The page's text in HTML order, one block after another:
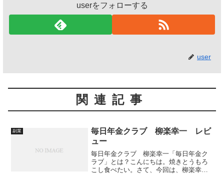
userをフォローする
user
関連記事
副業
毎日年金クラブ 柳楽幸一 レビ
ュー
毎日年金クラブ 柳楽幸一「毎日年金ク
ラブ」とは？こんにちは。焼きとうもろ
こし食べたい。さて、今回は、柳楽幸一